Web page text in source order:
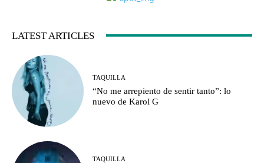
LATEST ARTICLES
TAQUILLA
“No me arrepiento de sentir tanto”: lo
nuevo de Karol G
TAQUILLA